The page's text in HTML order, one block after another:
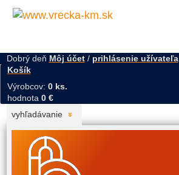
Dobrý deň Môj účet/ prihlásenie užívateľa
Košík
Výrobcov: 0 ks.
hodnota 0 €
vyhľadávanie